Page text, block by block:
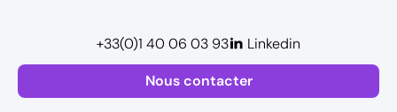
Nous contacter
+33(0)1 40 06 03 93 Linkedin